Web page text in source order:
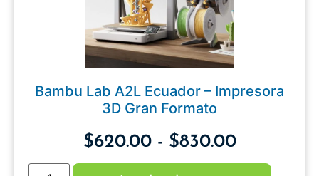
Bambu Lab A2L Ecuador – Impresora
3D Gran Formato
$620.00 - $830.00